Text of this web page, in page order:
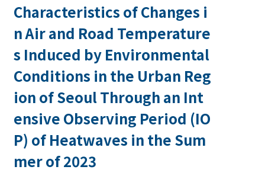
Characteristics of Changes i
n Air and Road Temperature
s Induced by Environmental
Conditions in the Urban Reg
ion of Seoul Through an Int
ensive Observing Period (IO
P) of Heatwaves in the Sum
mer of 2023